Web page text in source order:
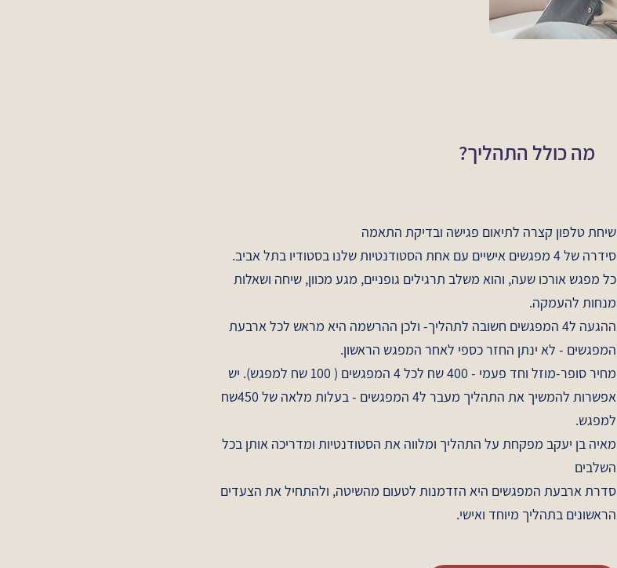
מה כולל התהליך?
שיחת טלפון קצרה לתיאום פגישה ובדיקת התאמה
סידרה של 4 מפגשים אישיים עם אחת הסטודנטיות שלנו בסטודיו בתל אביב.
כל מפגש אורכו שעה, והוא משלב תרגילים גופניים, מגע מכוון, שיחה ושאלות
מנחות להעמקה.
ההגעה ל4 המפגשים חשובה לתהליך- ולכן ההרשמה היא מראש לכל ארבעת
המפגשים - לא ינתן החזר כספי לאחר המפגש הראשון.
מחיר סופר-מוזל וחד פעמי - 400 שח לכל 4 המפגשים ( 100 שח למפגש). יש
אפשרות להמשיך את התהליך מעבר ל4 המפגשים - בעלות מלאה של 450שח
למפגש.
מאיה בן יעקב מפקחת על התהליך ומלווה את הסטודנטיות ומדריכה אותן בכל
השלבים
סדרת ארבעת המפגשים היא הזדמנות לטעום מהשיטה, ולהתחיל את הצעדים
הראשונים בתהליך מיוחד ואישי.